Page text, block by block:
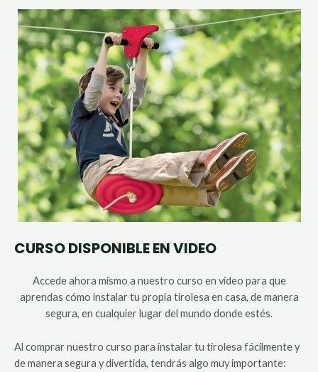
CURSO DISPONIBLE EN VIDEO
Accede ahora mismo a nuestro curso en video para que
aprendas cómo instalar tu propia tirolesa en casa, de manera
segura, en cualquier lugar del mundo donde estés.
Al comprar nuestro curso para instalar tu tirolesa fácilmente y
de manera segura y divertida, tendrás algo muy importante: